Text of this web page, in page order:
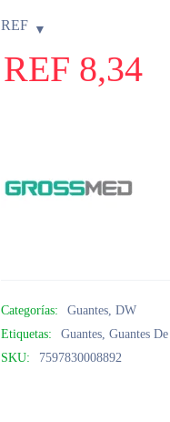
REF
REF 8,34
Categorías: Guantes,DW
Etiquetas:
Guantes,Guantes
SKU:
7597830008892